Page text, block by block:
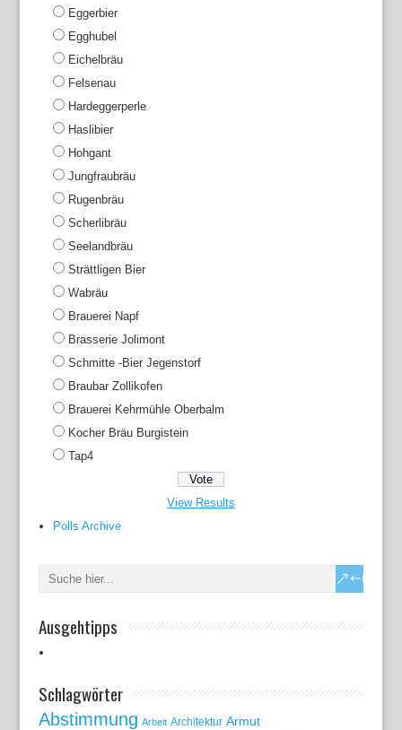
Eggerbier
Egghubel
Eichelbräu
Felsenau
Hardeggerperle
Haslibier
Hohgant
Jungfraubräu
Rugenbräu
Scherlibräu
Seelandbräu
Strättligen Bier
Wabräu
Brauerei Napf
Brasserie Jolimont
Schmitte -Bier Jegenstorf
Braubar Zollikofen
Brauerei Kehrmühle Oberbalm
Kocher Bräu Burgistein
Tap4
View Results
Polls Archive
Ausgehtipps
Schlagwörter
Abstimmung Arbeit Architektur Armut